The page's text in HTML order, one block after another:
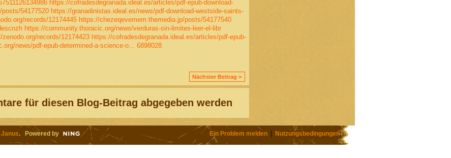
https://cofradesdegranada.ideal.es/articles/pdf-epub-download-
54177520 https://granadinistas.ideal.es/news/pdf-download-westside-saints-
records/12174445 https://chezeqevemem.themedia.jp/posts/54177540
https://community.thoracic.org/news/verduras-sin-limites-leer-el-libr
zenodo.org/records/12174423 https://cofradesdegranada.ideal.es/articles/pdf-epub-
news/pdf-epub-determined-a-science-o... 6898028
Nächster Beitrag >
für diesen Blog-Beitrag abgegeben werden
. Powered by Ein Problem melden| Nutzungsbedingungen